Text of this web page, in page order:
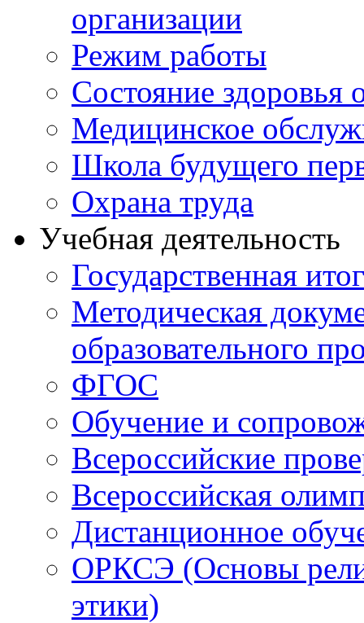
организации
Режим работы
Состояние
Медицинское
Школа будущего
Охрана труда
Учебная деятельность
Государственная
Методическая
образовательного
ФГОС
Обучение и
Всероссийские
Всероссийская
Дистанционное
ОРКСЭ (Основы
этики)